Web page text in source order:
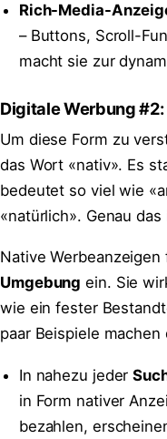
Rich-Media-
– Buttons, Scroll-
macht sie zur
Digitale Werbung
Um diese Form zu
das Wort «nativ». Es
bedeutet so viel wie
«natürlich». Genau
Native Werbeanzeigen
Umgebung ein. Sie
wie ein fester
paar Beispiele
In nahezu jeder
in Form nativer
bezahlen,